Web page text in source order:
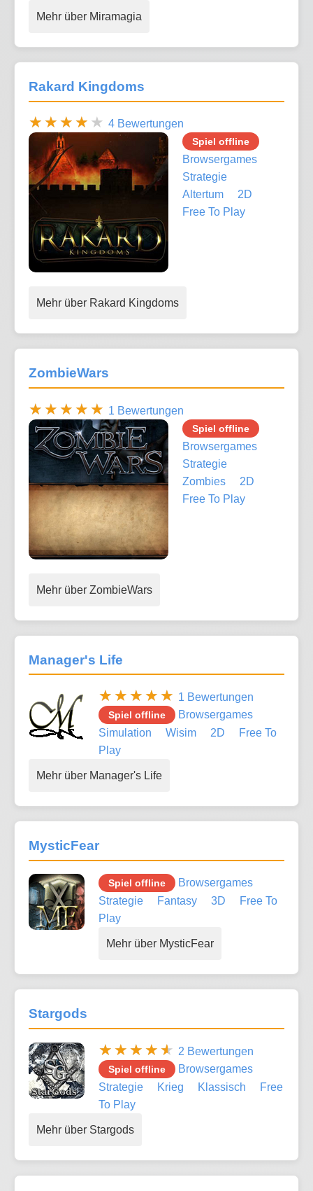
Mehr über Miramagia
Rakard Kingdoms
4 Bewertungen
Spiel offline
Browsergames
Strategie
Altertum
2D
Free To Play
Mehr über Rakard Kingdoms
ZombieWars
1 Bewertungen
Spiel offline
Browsergames
Strategie
Zombies
2D
Free To Play
Mehr über ZombieWars
Manager's Life
1 Bewertungen
Spiel offline
Browsergames
Simulation
Wisim 2D
Free To
Play
Mehr über Manager's Life
MysticFear
Spiel offline
Browsergames
Strategie
Fantasy 3D
Free To
Play
Mehr über MysticFear
Stargods
2 Bewertungen
Spiel offline
Browsergames
Strategie
Krieg Klassisch
Free
To Play
Mehr über Stargods